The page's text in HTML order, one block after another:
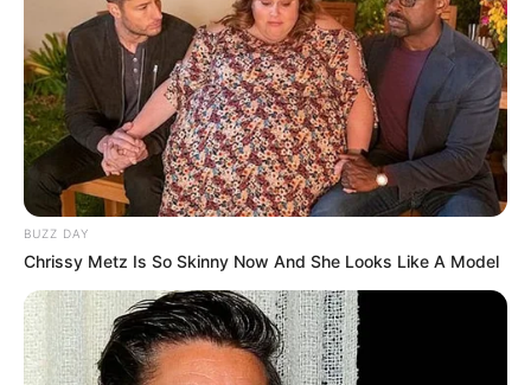
Quinté du jour
2 bases Quinté ou la base solide et incontournable
du Tiercé Quarté Quinté du jour, soit un cheval ou
des chevaux en or. Parmi les plus cités de la presse
du Turf d’où on l’espère une véritable base solide,
fiable et logique.
14 JE REVE DU BOIS
8 WORKING CLASS HERO
BUZZ DAY
Chrissy Metz Is So Skinny Now And She Looks Like A Model